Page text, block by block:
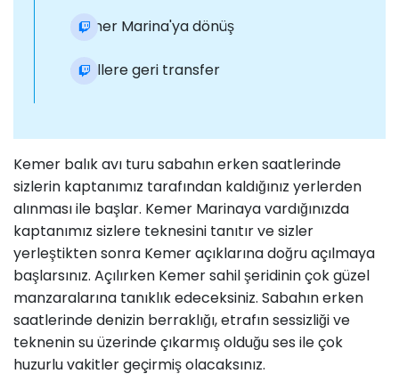
Kemer Marina'ya dönüş
Otellere geri transfer
Kemer balık avı turu sabahın erken saatlerinde
sizlerin kaptanımız tarafından kaldığınız yerlerden
alınması ile başlar. Kemer Marinaya vardığınızda
kaptanımız sizlere teknesini tanıtır ve sizler
yerleştikten sonra Kemer açıklarına doğru açılmaya
başlarsınız. Açılırken Kemer sahil şeridinin çok güzel
manzaralarına tanıklık edeceksiniz. Sabahın erken
saatlerinde denizin berraklığı, etrafın sessizliği ve
teknenin su üzerinde çıkarmış olduğu ses ile çok
huzurlu vakitler geçirmiş olacaksınız.